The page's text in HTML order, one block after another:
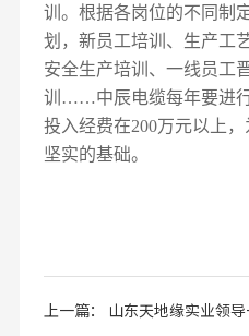
训。根据各岗位的不同制
划，新员工培训、生产工
安全生产培训、一线员工
训……中辰电缆每年要进
投入经费在200万元以上
坚实的基础。
上一篇： 山东天地缘实业领